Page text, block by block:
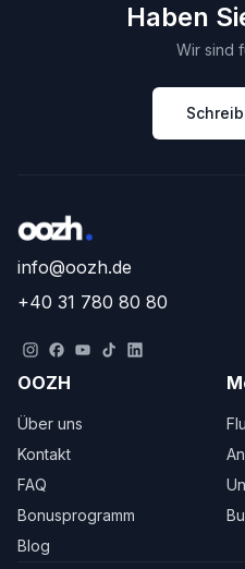
Haben
Wir sind
info@oozh.de
+40 31 780 80 80
OOZH
Über uns
Kontakt
FAQ
Bonusprogramm
Blog